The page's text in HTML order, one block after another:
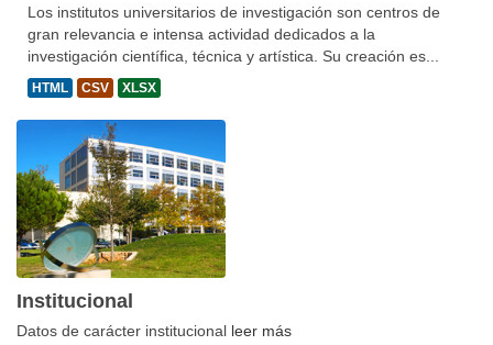
Los institutos universitarios de investigación son centros de
gran relevancia e intensa actividad dedicados a la
investigación científica, técnica y artística. Su creación es...
HTML CSV XLSX
Institucional
Datos de carácter institucional leer más